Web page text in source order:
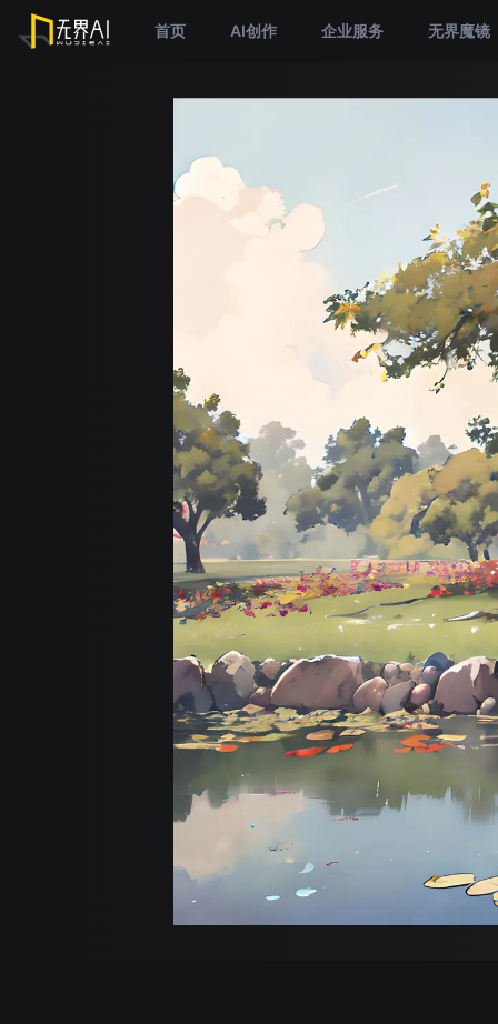
首页 AI创作 企业服务 无界魔镜